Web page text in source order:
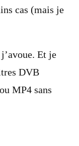
cas (mais je
Et je
DVB
MP4 sans